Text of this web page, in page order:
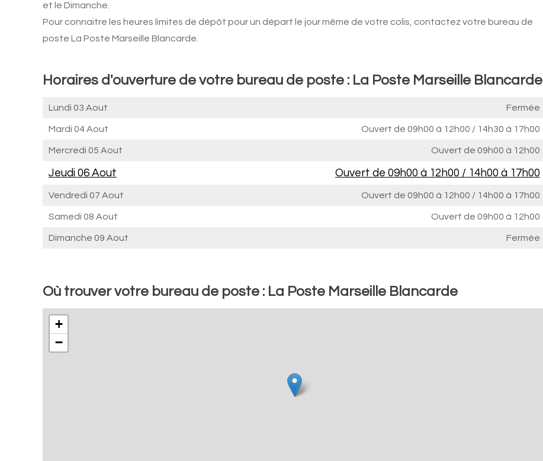
et le Dimanche.
Pour connaitre les heures limites de dépôt pour un départ le jour même de votre colis, contactez votre bureau de
poste La Poste Marseille Blancarde.
Horaires d'ouverture de votre bureau de poste : La Poste Marseille Blancarde
Lundi 03 Aout Fermée
Mardi 04 Aout Ouvert de 09h00 à 12h00 / 14h30 à 17h00
Mercredi 05 Aout Ouvert de 09h00 à 12h00
Jeudi 06 Aout Ouvert de 09h00 à 12h00 / 14h00 à 17h00
Vendredi 07 Aout Ouvert de 09h00 à 12h00 / 14h00 à 17h00
Samedi 08 Aout Ouvert de 09h00 à 12h00
Dimanche 09 Aout Fermée
Où trouver votre bureau de poste : La Poste Marseille Blancarde
+
−